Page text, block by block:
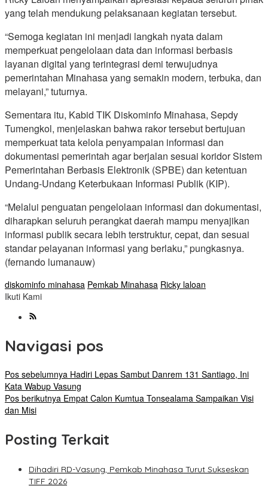
yang telah mendukung pelaksanaan kegiatan tersebut.
“Semoga kegiatan ini menjadi langkah nyata dalam
memperkuat pengelolaan data dan informasi berbasis
layanan digital yang terintegrasi demi terwujudnya
pemerintahan Minahasa yang semakin modern, terbuka, dan
melayani,” tuturnya.
Sementara itu, Kabid TIK Diskominfo Minahasa, Sepdy
Tumengkol, menjelaskan bahwa rakor tersebut bertujuan
memperkuat tata kelola penyampaian informasi dan
dokumentasi pemerintah agar berjalan sesuai koridor Sistem
Pemerintahan Berbasis Elektronik (SPBE) dan ketentuan
Undang-Undang Keterbukaan Informasi Publik (KIP).
“Melalui penguatan pengelolaan informasi dan dokumentasi,
diharapkan seluruh perangkat daerah mampu menyajikan
informasi publik secara lebih terstruktur, cepat, dan sesuai
standar pelayanan informasi yang berlaku,” pungkasnya.
(fernando lumanauw)
diskominfo minahasa Pemkab Minahasa Ricky laloan
Ikuti Kami
Navigasi pos
Pos sebelumnya Hadiri Lepas Sambut Danrem 131 Santiago, Ini
Kata Wabup Vasung
Pos berikutnya Empat Calon Kumtua Tonsealama Sampaikan Visi
dan Misi
Posting Terkait
Dihadiri RD-Vasung, Pemkab Minahasa Turut Sukseskan
TIFF 2026